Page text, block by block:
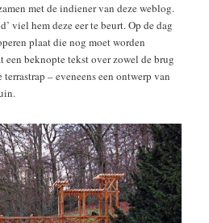
met de indiener van deze weblog.
viel hem deze eer te beurt. Op de dag
plaat die nog moet worden
een beknopte tekst over zowel de brug
– eveneens een ontwerp van